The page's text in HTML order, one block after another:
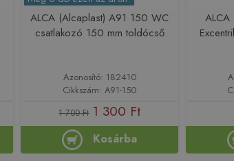
ALCA (Alcaplast) A91 150 WC
csatlakozó 150 mm toldócső
Azonosító: 182410
Cikkszám: A91-150
1 700 Ft 1 300 Ft
Kosárba